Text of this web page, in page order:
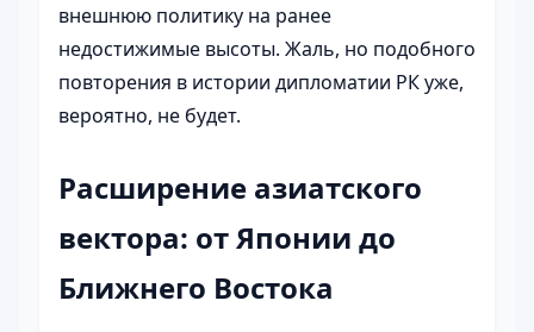
внешнюю политику на ранее
недостижимые высоты. Жаль, но подобного
повторения в истории дипломатии РК уже,
вероятно, не будет.
Расширение азиатского
вектора: от Японии до
Ближнего Востока